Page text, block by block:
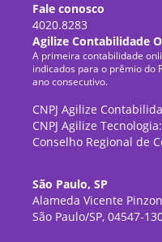
Fale conosco
4020.8283
Agilize Contabilidade
A primeira contabilidade
indicados para o prêmio do
ano consecutivo.
CNPJ Agilize
CNPJ Agilize
Conselho Regional de
São Paulo, SP
Alameda Vicente
São Paulo/SP, 04547-